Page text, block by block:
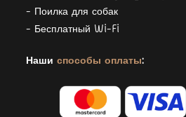
- Поилка для собак
- Бесплатный Wi-Fi
Нашиспособы оплаты: